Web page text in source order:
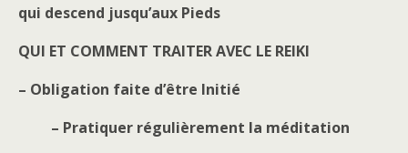
qui descend jusqu’aux Pieds
QUI ET COMMENT TRAITER AVEC LE REIKI
– Obligation faite d’être Initié
– Pratiquer régulièrement la méditation